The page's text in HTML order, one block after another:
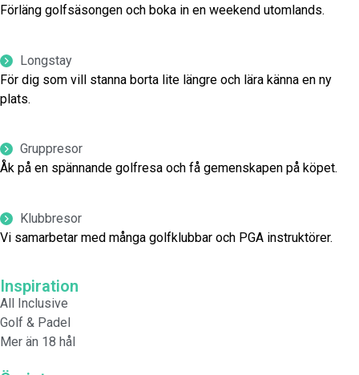
Förläng golfsäsongen och boka in en weekend utomlands.
Longstay
För dig som vill stanna borta lite längre och lära känna en ny
plats.
Gruppresor
Åk på en spännande golfresa och få gemenskapen på köpet.
Klubbresor
Vi samarbetar med många golfklubbar och PGA instruktörer.
Inspiration
All Inclusive
Golf & Padel
Mer än 18 hål